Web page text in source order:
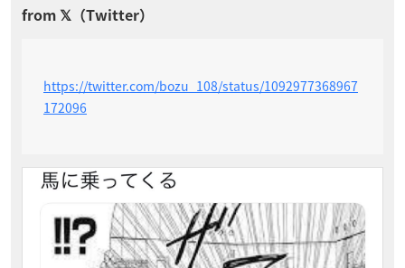
https://twitter.com/bozu_108/status/1092977368967
172096